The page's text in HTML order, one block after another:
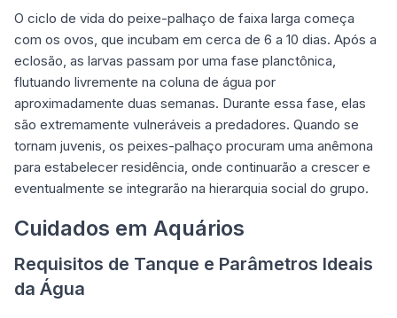
O ciclo de vida do peixe-palhaço de faixa larga começa
com os ovos, que incubam em cerca de 6 a 10 dias. Após a
eclosão, as larvas passam por uma fase planctônica,
flutuando livremente na coluna de água por
aproximadamente duas semanas. Durante essa fase, elas
são extremamente vulneráveis a predadores. Quando se
tornam juvenis, os peixes-palhaço procuram uma anêmona
para estabelecer residência, onde continuarão a crescer e
eventualmente se integrarão na hierarquia social do grupo.
Cuidados em Aquários
Requisitos de Tanque e Parâmetros Ideais
da Água